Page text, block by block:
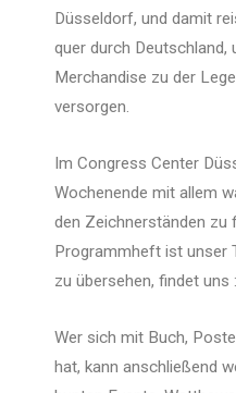
Düsseldorf, und damit
quer durch Deutschland,
Merchandise zu der
versorgen.
Im Congress Center
Wochenende mit allem
den Zeichnerständen zu
Programmheft ist unser
zu übersehen, findet uns
Wer sich mit Buch,
hat, kann anschließend